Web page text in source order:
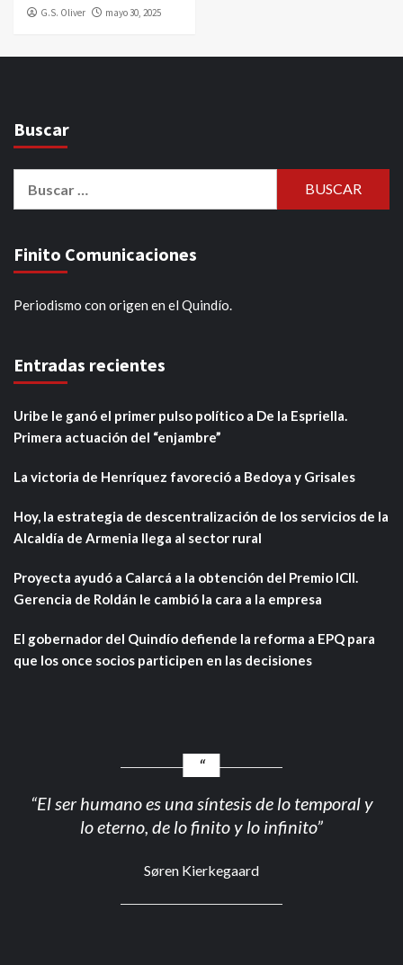
G.S. Oliver mayo 30, 2025
Buscar
Finito Comunicaciones
Periodismo con origen en el Quindío.
Entradas recientes
Uribe le ganó el primer pulso político a De la Espriella.
Primera actuación del “enjambre”
La victoria de Henríquez favoreció a Bedoya y Grisales
Hoy, la estrategia de descentralización de los servicios de la
Alcaldía de Armenia llega al sector rural
Proyecta ayudó a Calarcá a la obtención del Premio ICII.
Gerencia de Roldán le cambió la cara a la empresa
El gobernador del Quindío defiende la reforma a EPQ para
que los once socios participen en las decisiones
“El ser humano es una síntesis de lo temporal y
lo eterno, de lo finito y lo infinito”
Søren Kierkegaard